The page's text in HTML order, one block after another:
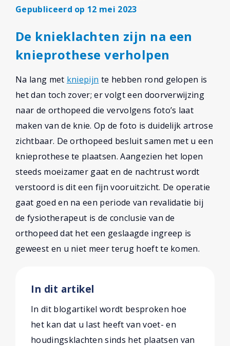
Gepubliceerd op 12 mei 2023
De knieklachten zijn na een
knieprothese verholpen
Na lang met kniepijn te hebben rond gelopen is
het dan toch zover; er volgt een doorverwijzing
naar de orthopeed die vervolgens foto’s laat
maken van de knie. Op de foto is duidelijk artrose
zichtbaar. De orthopeed besluit samen met u een
knieprothese te plaatsen. Aangezien het lopen
steeds moeizamer gaat en de nachtrust wordt
verstoord is dit een fijn vooruitzicht. De operatie
gaat goed en na een periode van revalidatie bij
de fysiotherapeut is de conclusie van de
orthopeed dat het een geslaagde ingreep is
geweest en u niet meer terug hoeft te komen.
In dit artikel
In dit blogartikel wordt besproken hoe
het kan dat u last heeft van voet- en
houdingsklachten sinds het plaatsen van